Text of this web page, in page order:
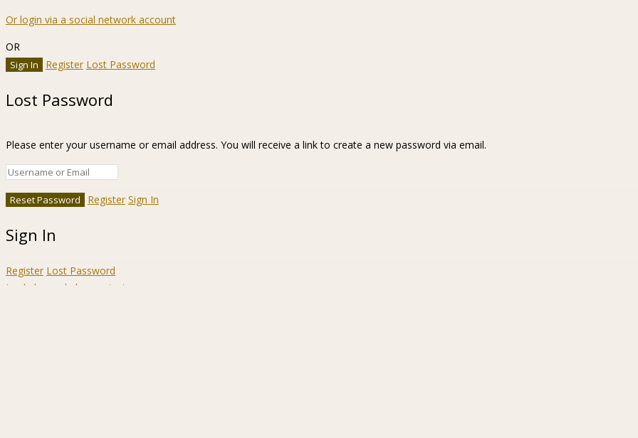
Or login via a social network account
OR
Register Lost Password
Lost Password
Please enter your username or email address. You will receive a link to create a new password via email.
Register Sign In
Sign In
Register Lost Password
Ir a la barra de herramientas